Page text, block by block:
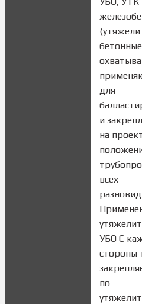
бетонные
для
и
на
всех
УБО С
стороны
по